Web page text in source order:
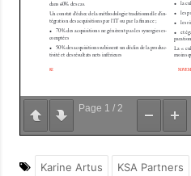
Page 1 / 2
Karine Artus KSA Partners